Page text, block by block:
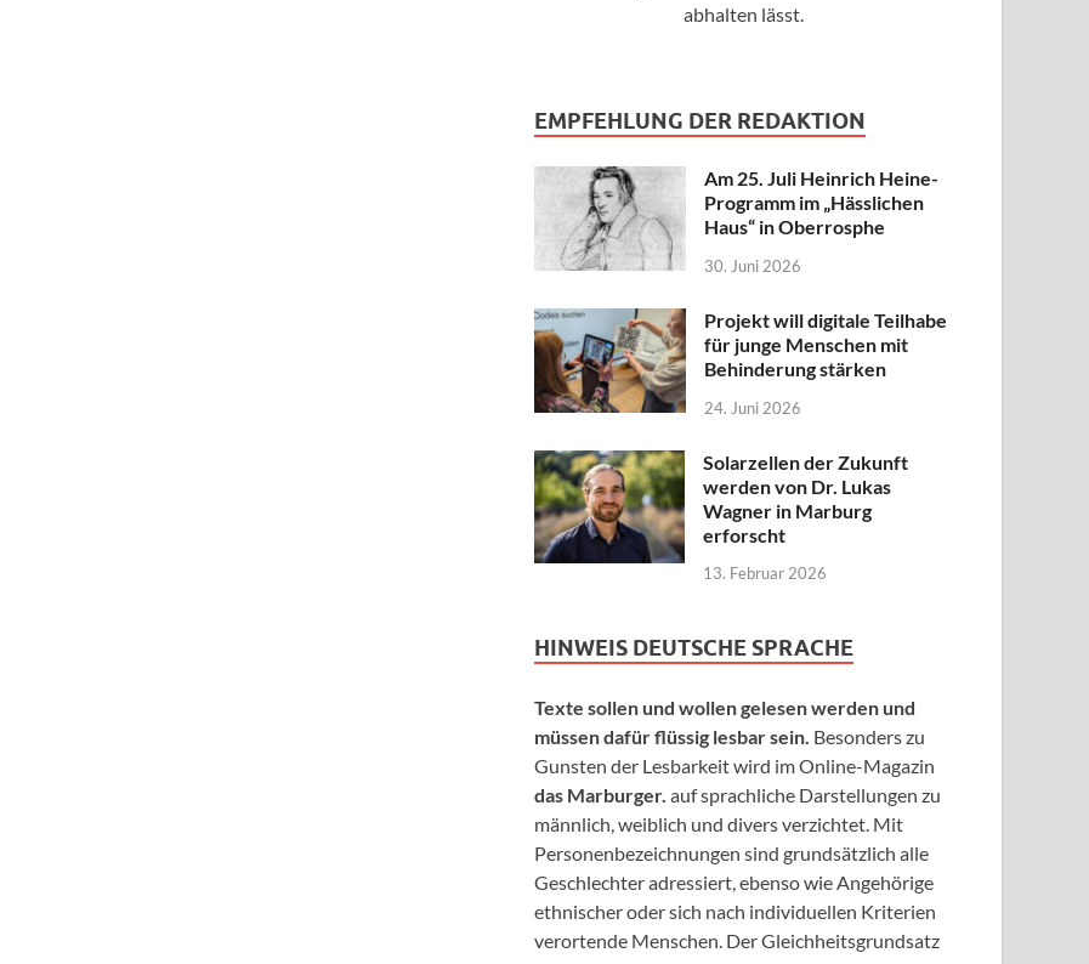
abhalten lässt.
EMPFEHLUNG DER REDAKTION
Am 25. Juli Heinrich Heine-
Programm im „Hässlichen
Haus“ in Oberrosphe
30. Juni 2026
Projekt will digitale Teilhabe
für junge Menschen mit
Behinderung stärken
24. Juni 2026
Solarzellen der Zukunft
werden von Dr. Lukas
Wagner in Marburg
erforscht
13. Februar 2026
HINWEIS DEUTSCHE SPRACHE
Texte sollen und wollen gelesen werden und
müssen dafür flüssig lesbar sein. Besonders zu
Gunsten der Lesbarkeit wird im Online-Magazin
das Marburger. auf sprachliche Darstellungen zu
männlich, weiblich und divers verzichtet. Mit
Personenbezeichnungen sind grundsätzlich alle
Geschlechter adressiert, ebenso wie Angehörige
ethnischer oder sich nach individuellen Kriterien
verortende Menschen. Der Gleichheitsgrundsatz